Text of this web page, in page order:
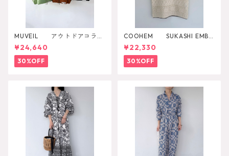
MUVEIL アウトドアコラボ
2WAYリュック
¥24,640
30%OFF
COOHEM SUKASHI EMBO
SSED KNIT PULLOVER
¥22,330
30%OFF